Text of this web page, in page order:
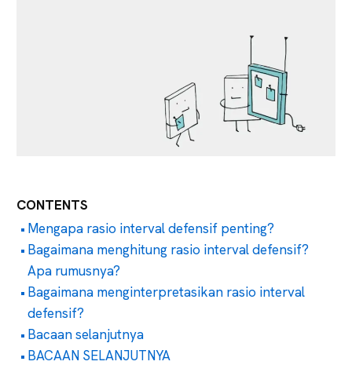
CONTENTS
Mengapa rasio interval defensif penting?
Bagaimana menghitung rasio interval defensif?
Apa rumusnya?
Bagaimana menginterpretasikan rasio interval
defensif?
Bacaan selanjutnya
BACAAN SELANJUTNYA